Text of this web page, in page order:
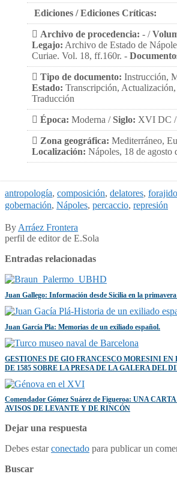
Ediciones / Ediciones Críticas:
Archivo de procedencia: - /
Legajo: Archivo de Estado de
Curiae. Vol. 18, ff.160r. -
Tipo de documento: Instrucción,
Estado: Transcripción,
Traducción
Época: Moderna / Siglo: XVI DC /
Zona geográfica: Mediterráneo,
Localización: Nápoles, 18 de agosto
antropología, composición, delatores,
gobernación, Nápoles, percaccio, represión
By Arráez Frontera
perfil de editor de E.Sola
Entradas relacionadas
Juan Gallego: Información desde Sicilia en la primavera
Juan García Pla: Memorias de un exiliado español.
GESTIONES DE GIO FRANCESCO MORESINI
DE 1585 SOBRE LA PRESA DE LA GALERA DEL
Comendador Gómez Suárez de Figueroa: UNA
AVISOS DE LEVANTE Y DE RINCÓN
Dejar una respuesta
Debes estarconectado para publicar un
Buscar